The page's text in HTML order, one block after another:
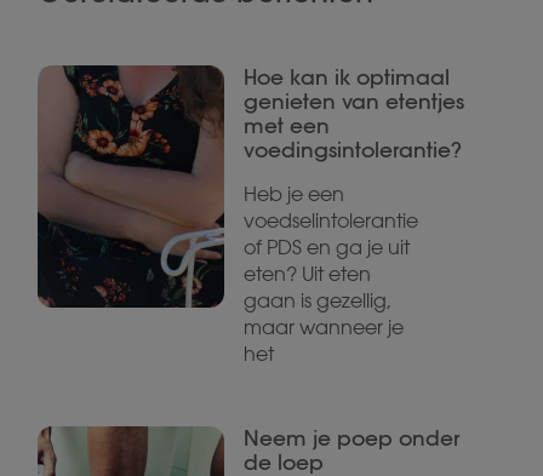
Hoe kan ik optimaal
genieten van etentjes
met een
voedingsintolerantie?
Heb je een
voedselintolerantie
of PDS en ga je uit
eten? Uit eten
gaan is gezellig,
maar wanneer je
het
Neem je poep onder
de loep